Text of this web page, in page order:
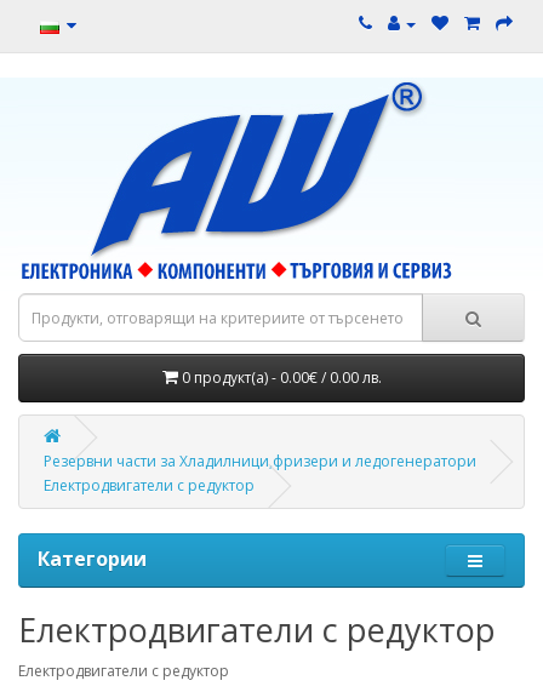
0 продукт(а) - 0.00€ / 0.00 лв.
Резервни части за Хладилници,фризери и ледогенератори
Електродвигатели с редуктор
Категории
Електродвигатели с редуктор
Електродвигатели с редуктор